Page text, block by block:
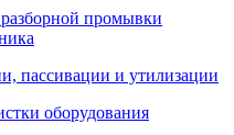
промывки
пассивации и утилизации
оборудования